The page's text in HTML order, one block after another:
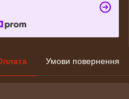
Умови повернення